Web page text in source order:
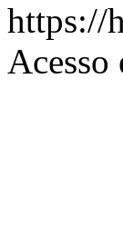
https://
Acesso